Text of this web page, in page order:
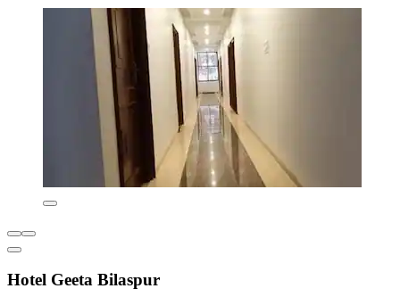
Hotel Geeta Bilaspur